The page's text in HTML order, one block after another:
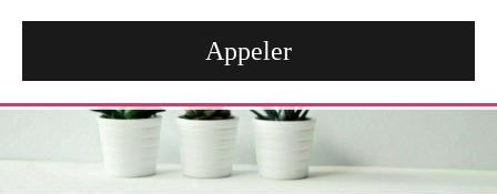
Appeler